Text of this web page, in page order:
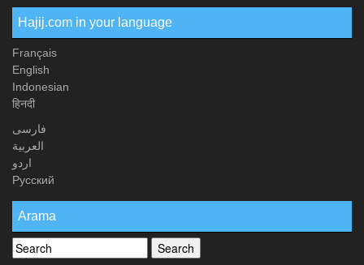
Hajij.com in your language
Français
English
Indonesian
हिनदी
فارسی
العربیة
اردو
Русский
Arama